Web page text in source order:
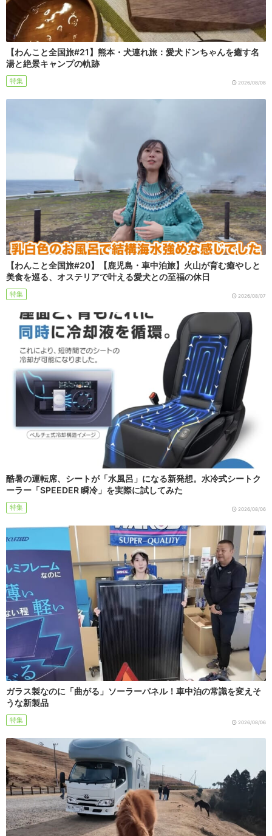
【わんこと全国旅#21】熊本・犬連れ旅：愛犬ドンちゃんを癒す名
湯と絶景キャンプの軌跡
特集 2026/08/08
【わんこと全国旅#20】【鹿児島・車中泊旅】火山が育む癒やしと
美食を巡る、オステリアで叶える愛犬との至福の休日
特集 2026/08/07
酷暑の運転席、シートが「水風呂」になる新発想。水冷式シートク
ーラー「SPEEDER 瞬冷」を実際に試してみた
特集 2026/08/06
ガラス製なのに「曲がる」ソーラーパネル！車中泊の常識を変えそ
うな新製品
特集 2026/08/06